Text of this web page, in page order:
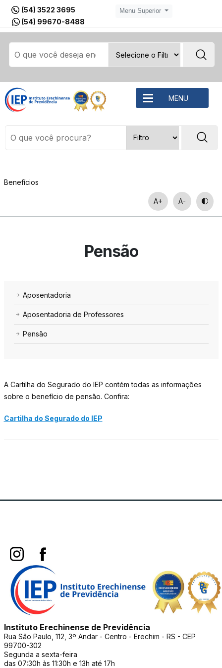
(54) 3522 3695
(54) 99670-8488
Menu Superior
MENU
Benefícios
A+ A-
Pensão
Aposentadoria
Aposentadoria de Professores
Pensão
A Cartilha do Segurado do IEP contém todas as informações
sobre o benefício de pensão. Confira:
Cartilha do Segurado do IEP
Instituto Erechinense de Previdência
Rua São Paulo, 112, 3º Andar - Centro - Erechim - RS - CEP
99700-302
Segunda a sexta-feira
das 07:30h às 11:30h e 13h até 17h